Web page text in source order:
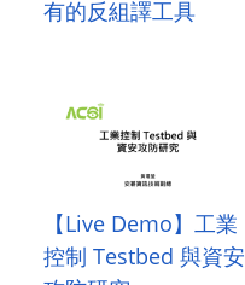
有的反組譯工具
【Live Demo】工業
控制 Testbed 與資安